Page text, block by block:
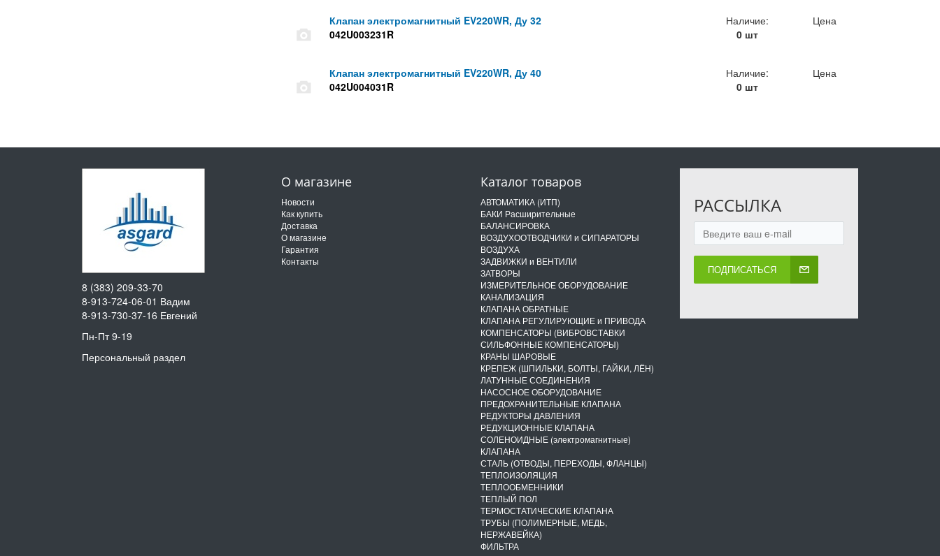
Клапан электромагнитный EV220WR, Ду 32
042U003231R
Наличие:
0 шт
Цена
Клапан электромагнитный EV220WR, Ду 40
042U004031R
Наличие:
0 шт
Цена
О магазине
Новости
Как купить
Доставка
О магазине
Гарантия
Контакты
Каталог товаров
АВТОМАТИКА (ИТП)
БАКИ Расширительные
БАЛАНСИРОВКА
ВОЗДУХООТВОДЧИКИ и СИПАРАТОРЫ
ВОЗДУХА
ЗАДВИЖКИ и ВЕНТИЛИ
ЗАТВОРЫ
ИЗМЕРИТЕЛЬНОЕ ОБОРУДОВАНИЕ
КАНАЛИЗАЦИЯ
КЛАПАНА ОБРАТНЫЕ
КЛАПАНА РЕГУЛИРУЮЩИЕ и ПРИВОДА
КОМПЕНСАТОРЫ (ВИБРОВСТАВКИ
СИЛЬФОННЫЕ КОМПЕНСАТОРЫ)
КРАНЫ ШАРОВЫЕ
КРЕПЕЖ (ШПИЛЬКИ, БОЛТЫ, ГАЙКИ, ЛЁН)
ЛАТУННЫЕ СОЕДИНЕНИЯ
НАСОСНОЕ ОБОРУДОВАНИЕ
ПРЕДОХРАНИТЕЛЬНЫЕ КЛАПАНА
РЕДУКТОРЫ ДАВЛЕНИЯ
РЕДУКЦИОННЫЕ КЛАПАНА
СОЛЕНОИДНЫЕ (электромагнитные)
КЛАПАНА
СТАЛЬ (ОТВОДЫ, ПЕРЕХОДЫ, ФЛАНЦЫ)
ТЕПЛОИЗОЛЯЦИЯ
ТЕПЛООБМЕННИКИ
ТЕПЛЫЙ ПОЛ
ТЕРМОСТАТИЧЕСКИЕ КЛАПАНА
ТРУБЫ (ПОЛИМЕРНЫЕ, МЕДЬ,
НЕРЖАВЕЙКА)
ФИЛЬТРА
РАССЫЛКА
ПОДПИСАТЬСЯ
8 (383) 209-33-70
8-913-724-06-01 Вадим
8-913-730-37-16 Евгений
Пн-Пт 9-19
Персональный раздел